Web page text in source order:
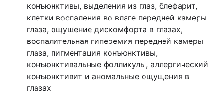
конъюнктивы, выделения из глаз, блефарит,
клетки воспаления во влаге передней камеры
глаза, ощущение дискомфорта в глазах,
воспалительная гиперемия передней камеры
глаза, пигментация конъюнктивы,
конъюнктивальные фолликулы, аллергический
конъюнктивит и аномальные ощущения в
глазах